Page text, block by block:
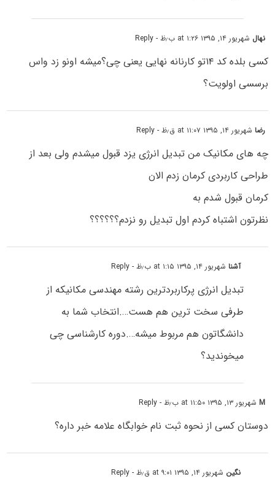
نهال شهریور ۱۴, ۱۳۹۵ at ۱:۲۶ ب٫ظ - Reply
کسی بلده کد ۱۴تو کارنانه نهایی یعنی چی؟میشه اونو زد واس
برسسی اولویت؟
رضاشهریور ۱۴, ۱۳۹۵ at ۱۱:۰۷ ق٫ظ - Reply
چه های مکانیک من تبدیل انرژی یزد قبول میشدم ولی بعد از
طراحی کاربردی کرمان زدم الان
کرمان قبول شدم به
نظرتون اشتباه کردم اول تبدیل رو نزدم؟؟؟؟؟؟
آشناشهریور ۱۴, ۱۳۹۵ at ۱:۱۵ ب٫ظ - Reply
تبدیل انرژی پرکاربردترین رشته مهندسی مکانیکه از
طرفی سخت ترین هم هست….انتخاب شما به
دانشگاتون هم مربوط میشه….دوره کارشناسی چی
میخوندید؟
Mشهریور ۱۳, ۱۳۹۵ at ۱۱:۵۰ ب٫ظ - Reply
دوستان کسی از نحوه ثبت نام خوابگاه علامه خبر داره؟
نگین شهریور ۱۴, ۱۳۹۵ at ۹:۰۱ ق٫ظ - Reply